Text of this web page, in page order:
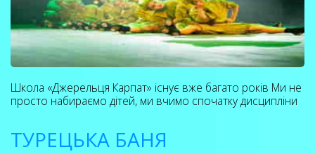
Школа «Джерельця Карпат» існує вже багато років Ми не
просто набираємо дітей, ми вчимо спочатку дисципліни
ТУРЕЦЬКА БАНЯ